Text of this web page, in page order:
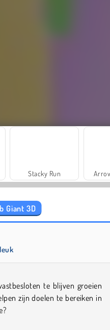
Stacky Run
Giant 3D
te blijven groeien
zijn doelen te bereiken in